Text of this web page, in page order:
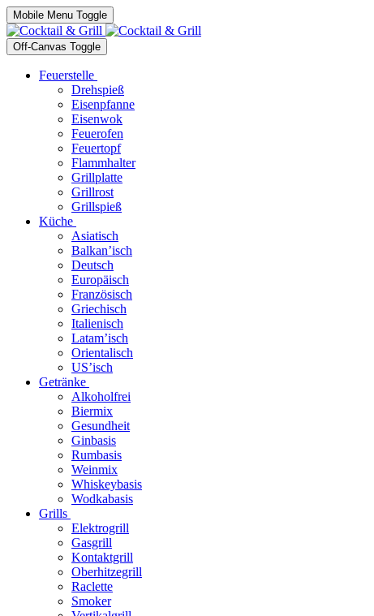
Mobile Menu Toggle
Off-Canvas Toggle
Feuerstelle
Drehspieß
Eisenpfanne
Eisenwok
Feuerofen
Feuertopf
Flammhalter
Grillplatte
Grillrost
Grillspieß
Küche
Asiatisch
Balkan’isch
Deutsch
Europäisch
Französisch
Griechisch
Italienisch
Latam’isch
Orientalisch
US’isch
Getränke
Alkoholfrei
Biermix
Gesundheit
Ginbasis
Rumbasis
Weinmix
Whiskeybasis
Wodkabasis
Grills
Elektrogrill
Gasgrill
Kontaktgrill
Oberhitzegrill
Raclette
Smoker